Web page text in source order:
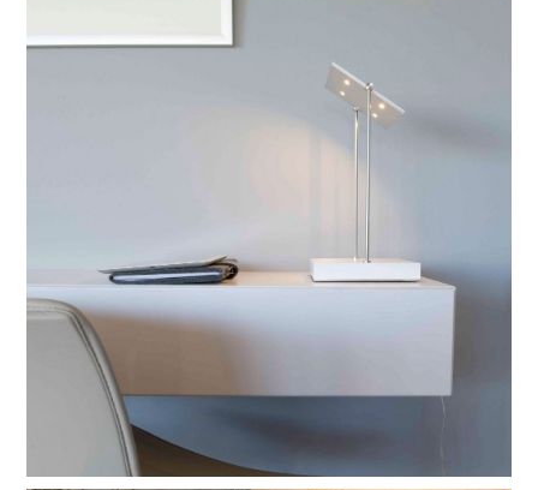
pixel bureau
net zo’n geweldenaar op verlichtingsgebied als de overige
leden van de pixel-familie. de voet is er in wit, grijs, wengé en